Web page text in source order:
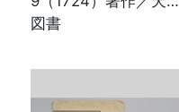
元（1781）書写
図書